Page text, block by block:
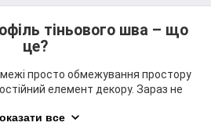
тіньового шва – що
це?
просто обмежування простору
елемент декору. Зараз не
будь-яку стелю під
все